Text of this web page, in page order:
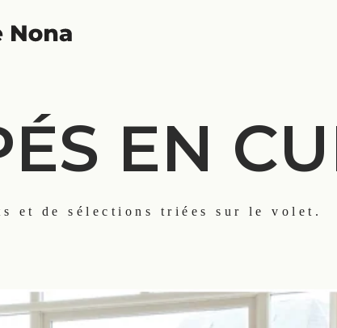
EN
et de sélections triées sur le volet.